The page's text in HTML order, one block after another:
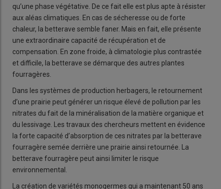
qu’une phase végétative. De ce fait elle est plus apte à résister
aux aléas climatiques. En cas de sécheresse ou de forte
chaleur, la betterave semble faner. Mais en fait, elle présente
une extraordinaire capacité de récupération et de
compensation. En zone froide, à climatologie plus contrastée
et difficile, la betterave se démarque des autres plantes
fourragères.
Dans les systèmes de production herbagers, le retournement
d’une prairie peut générer un risque élevé de pollution par les
nitrates du fait de la minéralisation de la matière organique et
du lessivage. Les travaux des chercheurs mettent en évidence
la forte capacité d’absorption de ces nitrates par la betterave
fourragère semée derrière une prairie ainsi retournée. La
betterave fourragère peut ainsi limiter le risque
environnemental.
La création de variétés monogermes qui a maintenant 50 ans